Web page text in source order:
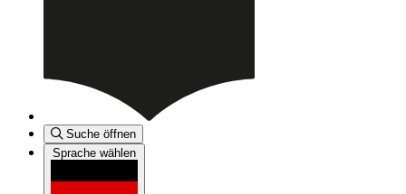
Suche öffnen
Sprache wählen